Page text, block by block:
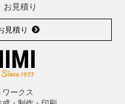
お見積り
見積り
ークス